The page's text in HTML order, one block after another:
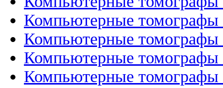
Компьютерные томографы
Компьютерные томографы
Компьютерные
Компьютерные томографы